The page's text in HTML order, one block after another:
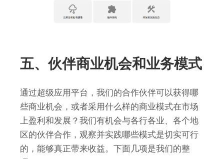
五、伙伴商业机会和业务模式
通过超级应用平台，我们的合作伙伴可以获得哪
些商业机会，或者采用什么样的商业模式在市场
上盈利和发展？我们有机会与各行各业、各个地
区的伙伴合作，观察并实践哪些模式是切实可行
的，能够真正带来收益。下面几项是我们的整